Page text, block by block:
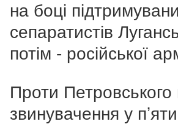
на боці
сепаратистів
потім - російської
Проти Петровського
звинувачення у пʼяти